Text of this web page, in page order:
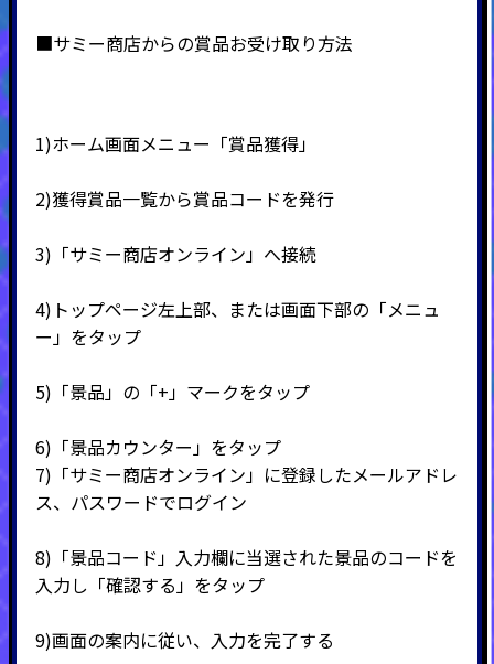
■サミー商店からの賞品お受け取り方法
1)ホーム画面メニュー「賞品獲得」
2)獲得賞品一覧から賞品コードを発行
3) 「サミー商店オンライン」へ接続
4) トップページ左上部、または画面下部の「メニュ
ー」をタップ
5) 「景品」の「+ 」マークをタップ
6) 「景品カウンター」をタップ
7) 「サミー商店オンライン」に登録したメールアドレ
ス、パスワードでログイン
8) 「景品コード」入力欄に当選された景品のコードを
入力し「確認する」をタップ
9)画面の案内に従い、入力を完了する